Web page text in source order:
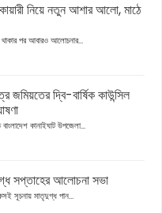
নিয়ে নতুন আশার আলো, মাঠে
থাকার পর আবারও আলোচনার...
জমিয়তের দ্বি-বার্ষিক কাউন্সিল
কানাইঘাট উপজেলা...
সপ্তাহের আলোচনা সভা
সূচনায় মাতৃদুগ্ধ পান...